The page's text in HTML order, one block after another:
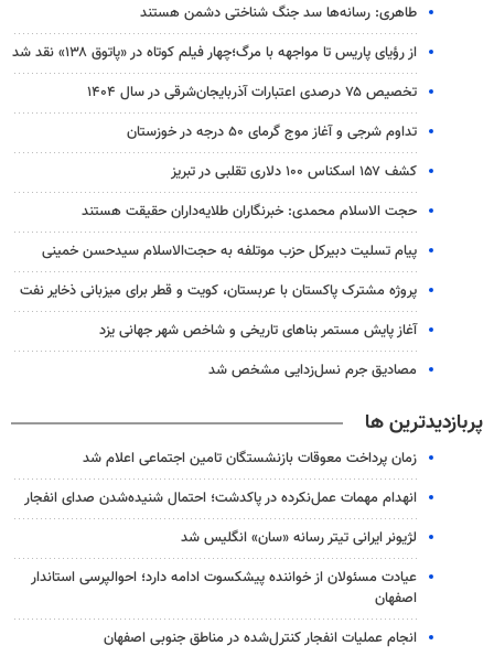
طاهری: رسانه‌ها سد جنگ شناختی دشمن هستند
از رؤیای پاریس تا مواجهه با مرگ؛چهار فیلم کوتاه در «پاتوق ۱۳۸» نقد شد
تخصیص ۷۵ درصدی اعتبارات آذربایجان‌شرقی در سال ۱۴۰۴
تداوم شرجی و آغاز موج گرمای ۵۰ درجه در خوزستان
کشف ۱۵۷ اسکناس ۱۰۰ دلاری تقلبی در تبریز
حجت الاسلام محمدی: خبرنگاران طلایه‌داران حقیقت هستند
پیام تسلیت دبیرکل حزب موتلفه به حجت‌الاسلام سیدحسن خمینی
پروژه مشترک پاکستان با عربستان، کویت و قطر برای میزبانی ذخایر نفت
آغاز پایش مستمر بناهای تاریخی و شاخص شهر جهانی یزد
مصادیق جرم نسل‌زدایی مشخص شد
پربازدیدترین ها
زمان پرداخت معوقات بازنشستگان تامین اجتماعی اعلام شد
انهدام مهمات عمل‌نکرده در پاکدشت؛ احتمال شنیده‌شدن صدای انفجار
لژیونر ایرانی تیتر رسانه «سان» انگلیس شد
عیادت مسئولان از خواننده پیشکسوت ادامه دارد؛ احوالپرسی استاندار
اصفهان
انجام عملیات انفجار کنترل‌شده در مناطق جنوبی اصفهان